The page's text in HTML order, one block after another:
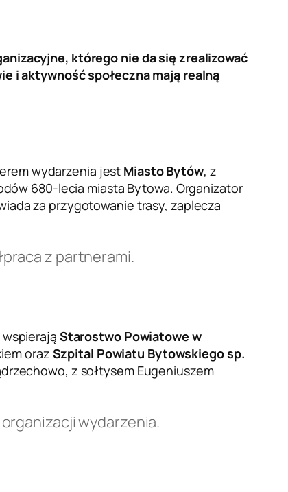
którego nie da się zrealizować
i aktywność społeczna mają realną
wydarzenia jest Miasto Bytów, z
680-lecia miasta Bytowa. Organizator
za przygotowanie trasy, zaplecza
z partnerami.
Starostwo Powiatowe w
oraz Szpital Powiatu Bytowskiego sp.
z sołtysem Eugeniuszem
wydarzenia.